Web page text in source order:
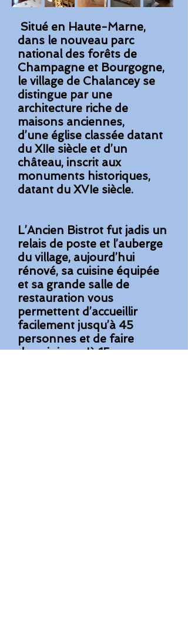
Situé en Haute-Marne,
dans le nouveau parc
national des forêts de
Champagne et Bourgogne,
le village de Chalancey se
distingue par une
architecture riche de
maisons anciennes,
d’une église classée datant
du XIIe siècle et d’un
château, inscrit aux
monuments historiques,
datant du XVIe siècle.
L’Ancien Bistrot fut jadis un
relais de poste et l’auberge
du village, aujourd’hui
rénové, sa cuisine équipée
et sa grande salle de
restauration vous
permettent d’accueillir
facilement jusqu’à 45
personnes et de faire
dormir jusqu'à 15